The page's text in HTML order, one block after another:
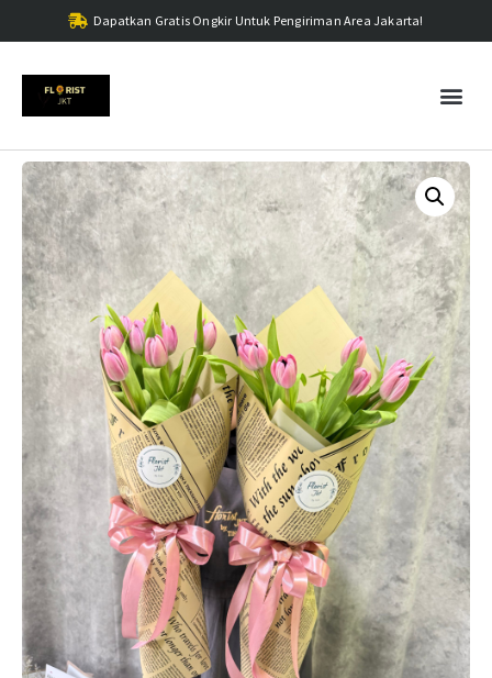
Dapatkan Gratis Ongkir Untuk Pengiriman Area Jakarta!